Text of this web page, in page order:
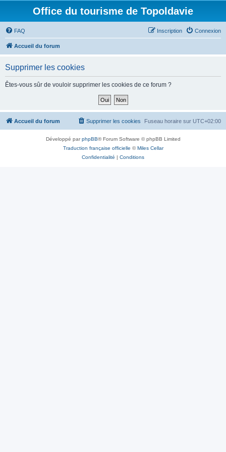
Office du tourisme de Topoldavie
FAQ Connexion
Inscription
Accueil du forum
Supprimer les cookies
Êtes-vous sûr de vouloir supprimer les cookies de ce forum ?
Accueil du forum Fuseau horaire sur UTC+02:00
Supprimer les cookies
Développé parphpBB® Forum Software © phpBB Limited
Traduction française officielle ©Miles Cellar
Confidentialité | Conditions